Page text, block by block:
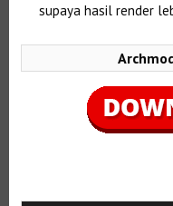
supaya hasil render